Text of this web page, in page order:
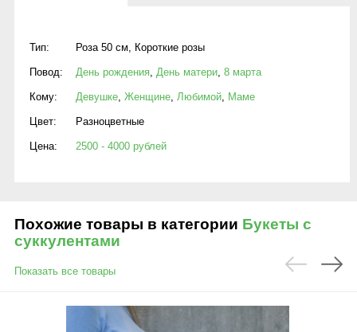
Тип: Роза 50 см, Короткие розы
Повод: День рождения, День матери, 8 марта
Кому: Девушке, Женщине, Любимой, Маме
Цвет: Разноцветные
Цена: 2500 - 4000 рублей
Похожие товары в категории Букеты с
суккулентами
Показать все товары